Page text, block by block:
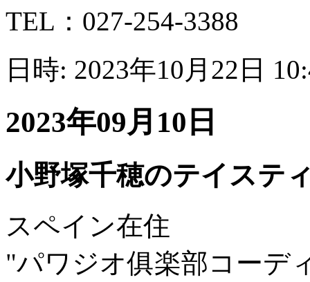
TEL：027-254-3388
日時: 2023年10月22日
2023年09月10日
小野塚千穂のテイステ
スペイン在住
"パワジオ俱楽部コーデ